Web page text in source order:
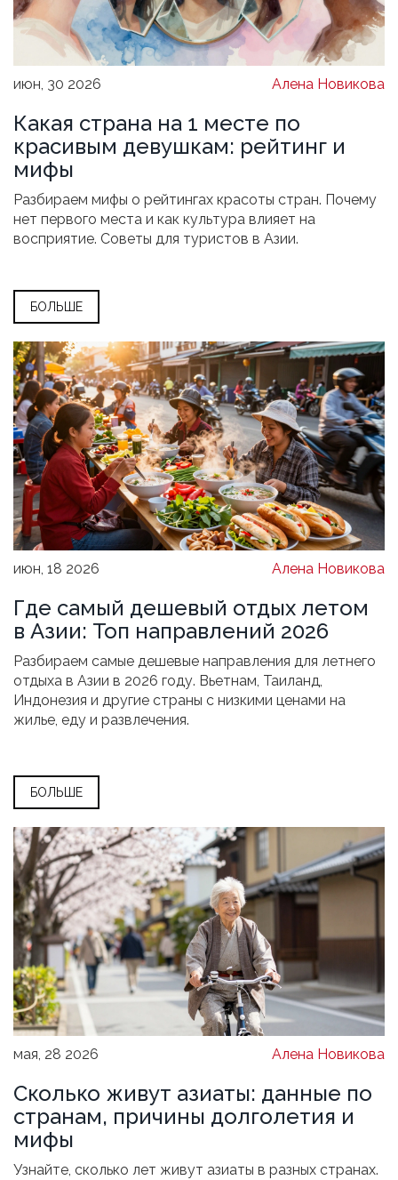
июн, 30 2026 Алена Новикова
Какая страна на 1 месте по
красивым девушкам: рейтинг и
мифы
Разбираем мифы о рейтингах красоты стран. Почему
нет первого места и как культура влияет на
восприятие. Советы для туристов в Азии.
БОЛЬШЕ
июн, 18 2026 Алена Новикова
Где самый дешевый отдых летом
в Азии: Топ направлений 2026
Разбираем самые дешевые направления для летнего
отдыха в Азии в 2026 году. Вьетнам, Таиланд,
Индонезия и другие страны с низкими ценами на
жилье, еду и развлечения.
БОЛЬШЕ
мая, 28 2026 Алена Новикова
Сколько живут азиаты: данные по
странам, причины долголетия и
мифы
Узнайте, сколько лет живут азиаты в разных странах.